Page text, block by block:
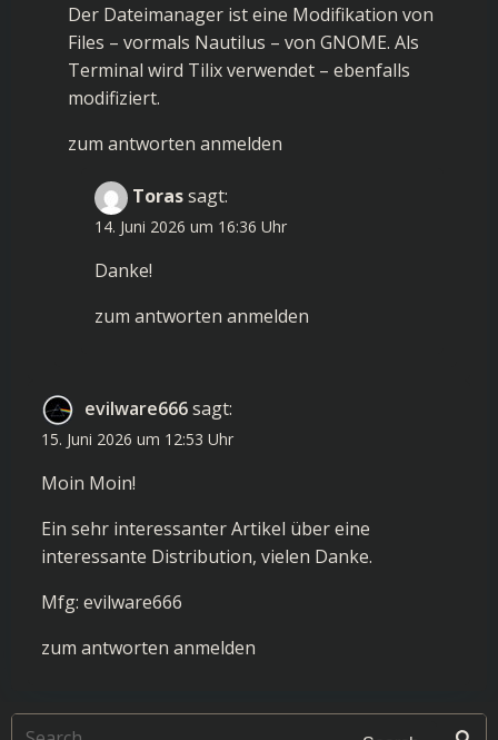
Der Dateimanager ist eine Modifikation von
Files – vormals Nautilus – von GNOME. Als
Terminal wird Tilixverwendet – ebenfalls
modifiziert.
zum antworten anmelden
Torassagt:
14. Juni 2026 um 16:36 Uhr
Danke!
zum antworten anmelden
evilware666sagt:
15. Juni 2026 um 12:53 Uhr
Moin Moin!
Ein sehr interessanter Artikel über eine
interessante Distribution, vielen Danke.
Mfg: evilware666
zum antworten anmelden
Search